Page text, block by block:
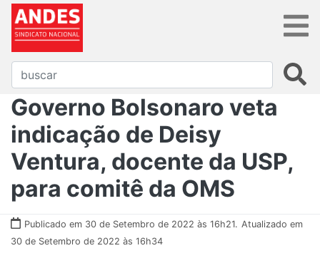
Governo Bolsonaro veta
indicação de Deisy
Ventura, docente da USP,
para comitê da OMS
Publicado em 30 de Setembro de 2022 às 16h21. Atualizado em
30 de Setembro de 2022 às 16h34